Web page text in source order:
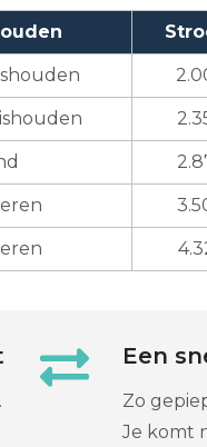
Een
Zo
Je komt